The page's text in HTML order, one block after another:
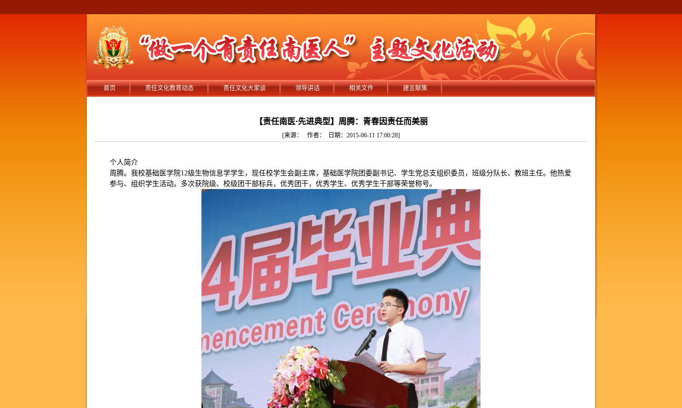
首页 责任文化教育动态 责任文化大家谈 领导讲话 相关文件 建言献策
【责任南医·先进典型】周腾：青春因责任而美丽
[来源： 作者： 日期：2015-06-11 17:00:28]
个人简介
周腾。我校基础医学院12级生物信息学学生，现任校学生会副主席，基础医学院团委副书记、学生党总支组织委员，班级分队长、教班主任。他热爱
参与、组织学生活动。多次获院级、校级团干部标兵，优秀团干，优秀学生、优秀学生干部等荣誉称号。